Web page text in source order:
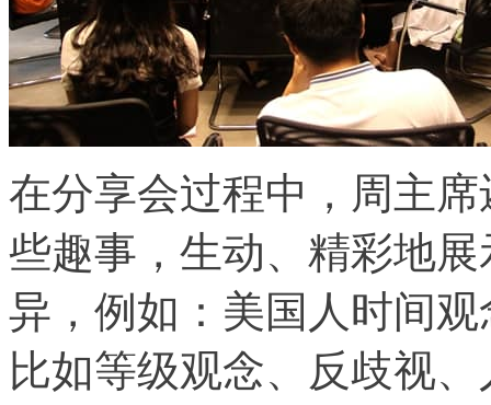
在分享会过程中，周主
些趣事，生动、精彩地
异，例如：美国人时间
比如等级观念、反歧视